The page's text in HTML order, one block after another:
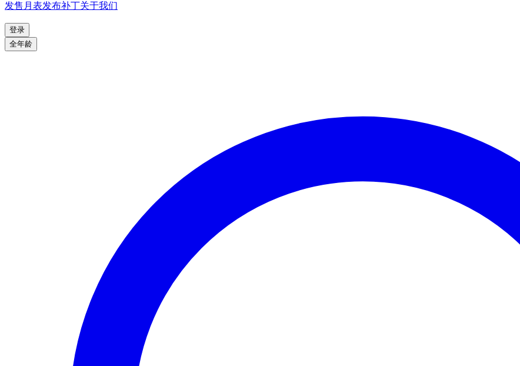
发售月表发布补丁关于我们
登录
全年龄